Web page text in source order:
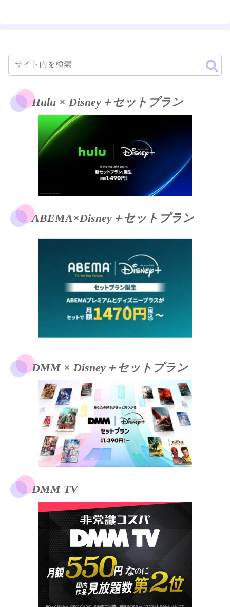
Hulu × Disney＋セットプラン
ABEMA×Disney＋セットプラン
DMM × Disney＋セットプラン
DMM TV